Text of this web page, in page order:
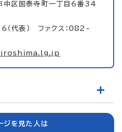
区国泰寺町一丁目6番34
代表） ファクス：082-
ジを見た人は